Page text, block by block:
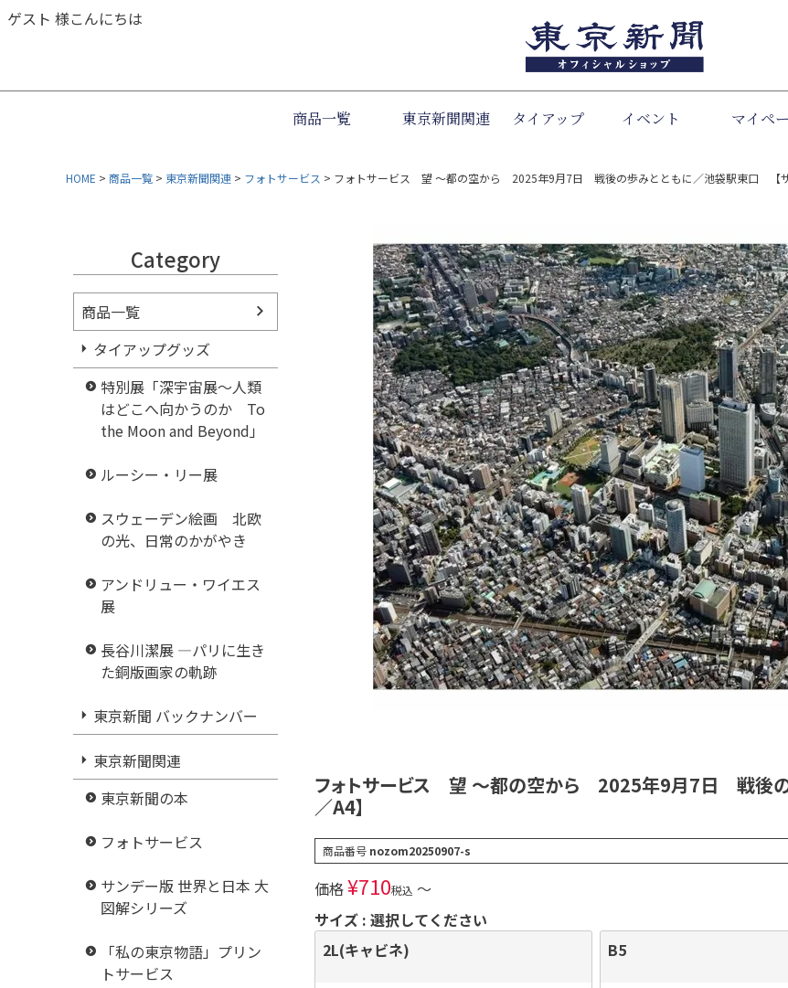
ゲスト 様こんにちは
商品一覧 東京新聞関連 タイアップ イベント マイペ
HOME 商品一覧 東京新聞関連 フォトサービス フォトサービス 望 ～都の空から 2025年9月7日 戦後の歩みとともに／池袋駅東口 【サ
Category
商品一覧
タイアップグッズ
特別展「深宇宙展～人類
はどこへ向かうのか To
the Moon and Beyond」
ルーシー・リー展
スウェーデン絵画 北欧
の光、日常のかがやき
アンドリュー・ワイエス
展
長谷川潔展 ―パリに生き
た銅版画家の軌跡
東京新聞 バックナンバー
東京新聞関連
東京新聞の本
フォトサービス
サンデー版 世界と日本 大
図解シリーズ
「私の東京物語」プリン
トサービス
フォトサービス 望 ～都の空から 2025年9月7日 戦後の
／A4】
商品番号 nozom20250907-s
価格¥710税込 〜
サイズ 選択してください
2L(キャビネ)
B5